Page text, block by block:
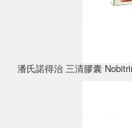
潘氏諾得治 三清膠囊